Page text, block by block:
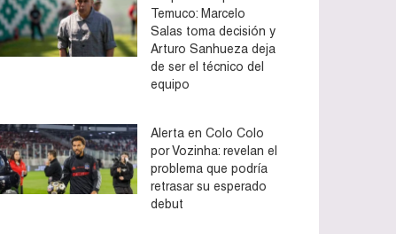
Temuco: Marcelo
Salas toma decisión y
Arturo Sanhueza deja
de ser el técnico del
equipo
Alerta en Colo Colo
por Vozinha: revelan el
problema que podría
retrasar su esperado
debut